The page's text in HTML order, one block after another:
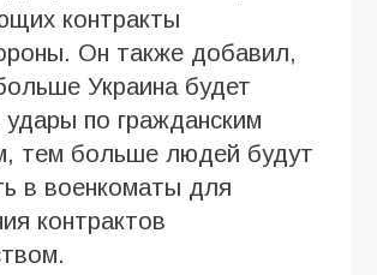
контракты
Он также добавил,
Украина будет
удары по гражданским
тем больше людей будут
в военкоматы для
контрактов